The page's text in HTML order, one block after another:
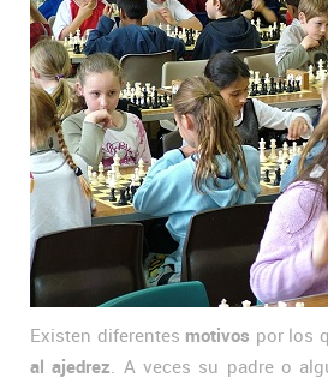
Existen diferentes motivos por los
al ajedrez. A veces su padre o